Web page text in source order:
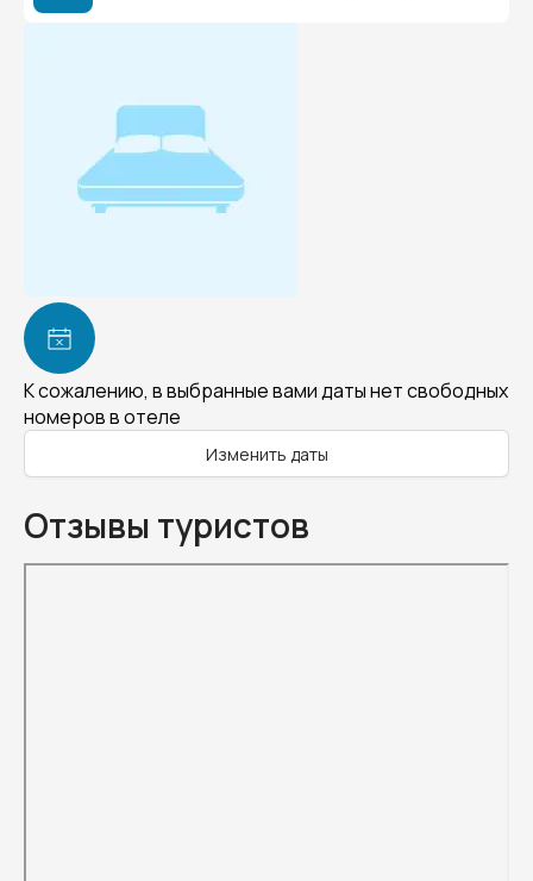
К сожалению, в выбранные вами даты нет свободных
номеров в отеле
Изменить даты
Отзывы туристов